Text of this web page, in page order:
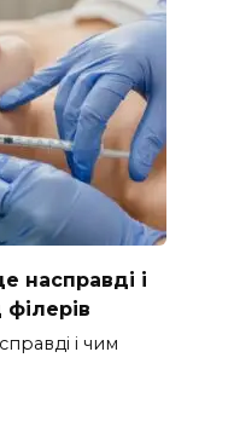
насправді і
філерів
і чим